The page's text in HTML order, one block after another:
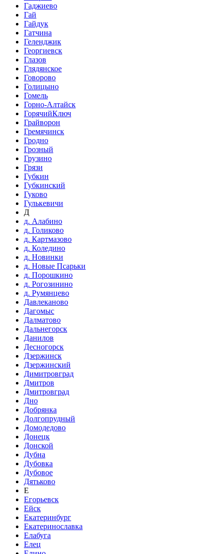
Гаджиево
Гай
Гайдук
Гатчина
Геленджик
Георгиевск
Глазов
Глядянское
Говорово
Голицыно
Гомель
Горно-Алтайск
ГорячийКлюч
Грайворон
Гремячинск
Гродно
Грозный
Грузино
Грязи
Губкин
Губкинский
Гуково
Гулькевичи
Д
д. Алабино
д. Голиково
д. Картмазово
д. Коледино
д. Новинки
д. Новые Псарьки
д. Порошкино
д. Рогозинино
д. Румянцево
Давлеканово
Дагомыс
Далматово
Дальнегорск
Данилов
Десногорск
Дзержинск
Дзержинский
Димитровград
Дмитров
Дмитровград
Дно
Добрянка
Долгопрудный
Домодедово
Донецк
Донской
Дубна
Дубовка
Дубовое
Дятьково
Е
Егорьевск
Ейск
Екатеринбург
Екатеринославка
Елабуга
Елец